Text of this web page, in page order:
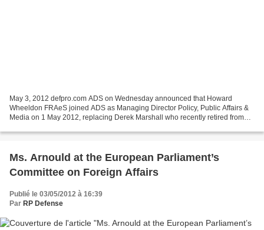
May 3, 2012 defpro.com ADS on Wednesday announced that Howard
Wheeldon FRAeS joined ADS as Managing Director Policy, Public Affairs &
Media on 1 May 2012, replacing Derek Marshall who recently retired from
Ms. Arnould at the European Parliament’s
Committee on Foreign Affairs
Publié le 03/05/2012 à 16:39
Par RP Defense